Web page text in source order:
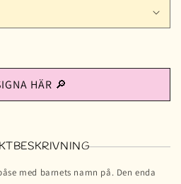
HÄR 🔎
med barnets namn på. Den enda